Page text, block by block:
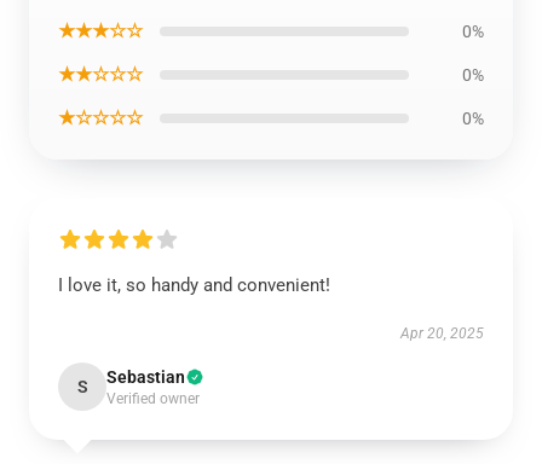
★★★☆☆ 0%
★★☆☆☆ 0%
★☆☆☆☆ 0%
I love it, so handy and convenient!
Apr 20, 2025
S Sebastian
Verified owner